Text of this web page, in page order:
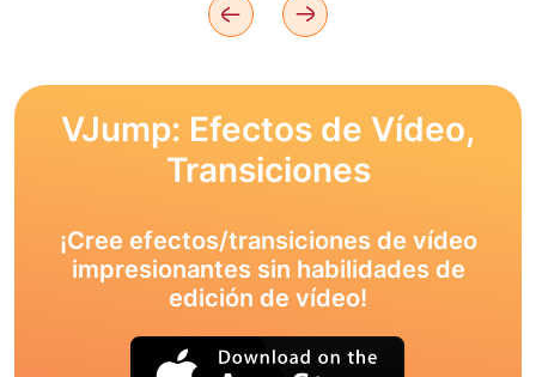
VJump: Efectos de Vídeo,
Transiciones
¡Cree efectos/transiciones de vídeo
impresionantes sin habilidades de
edición de vídeo!